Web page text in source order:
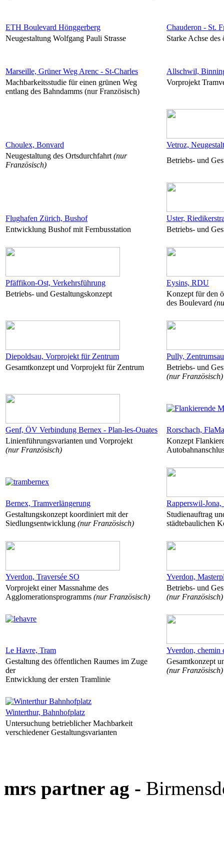
ETH Boulevard Hönggerberg
Chauderon - St.
Neugestaltung Wolfgang Pauli Strasse
Starke Achse
Marseille, Grüner Weg Arenc - St-Charles
Allschwil,
Machbarkeitsstudie für einen grünen Weg
entlang des Bahndamms (nur Französisch)
Vorprojekt
Choulex, Bonvard
Vetroz,
Neugestaltung des Ortsdurchfahrt (nur
Französisch)
Betriebs- und
Flughafen Zürich, Bushof
Uster,
Entwicklung Bushof mit Fernbusstation
Betriebs- und
Pfäffikon-Ost, Verkehrsführung
Eysins, RDU
Betriebs- und Gestaltungskonzept
Konzept für den
des Boulevard
Diepoldsau, Vorprojekt für Zentrum
Pully,
Gesamtkonzept und Vorprojekt für Zentrum
Betriebs- und
(nur Französisch)
Genf, ÖV Verbindung Bernex - Plan-les-Ouates
Rorschach, FlaMa
Linienführungsvarianten und Vorprojekt
(nur Französisch)
Konzept
Bernex, Tramverlängerung
Rapperswil-Jona,
Gestaltungskonzept koordiniert mit der
Siedlungsentwicklung (nur Französisch)
Studienauftrag
städtebaulichen
Yverdon, Traversée SO
Yverdon,
Vorprojekt einer Massnahme des
Agglomerationsprogramms (nur Französisch)
Betriebs- und
(nur Französisch)
Le Havre, Tram
Yverdon, chemin
Gestaltung des öffentlichen Raumes im Zuge
der
Entwicklung der ersten Tramlinie
Gesamtkonzept
(nur Französisch)
Winterthur, Bahnhofplatz
Untersuchung betrieblicher Machbarkeit
verschiedener Gestaltungsvarianten
mrs partner ag -